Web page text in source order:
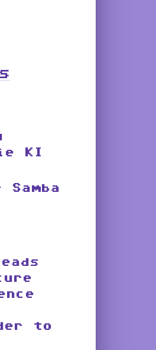
KI
to